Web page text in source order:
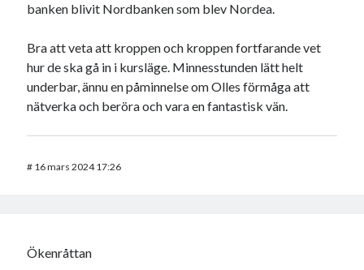
banken blivit Nordbanken som blev Nordea.
Bra att veta att kroppen och kroppen fortfarande vet
hur de ska gå in i kursläge. Minnesstunden lätt helt
underbar, ännu en påminnelse om Olles förmåga att
nätverka och beröra och vara en fantastisk vän.
# 16 mars 2024 17:26
Ökenråttan